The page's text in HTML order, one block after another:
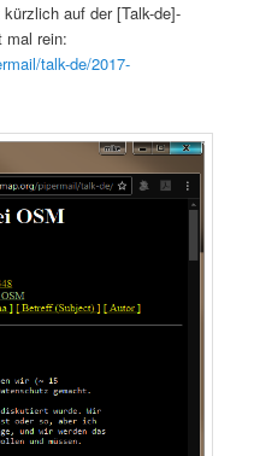
auf der [Talk-de]-
mal rein:
talk-de/2017-